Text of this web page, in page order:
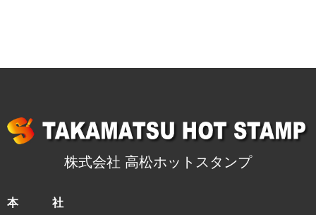
株式会社 高松ホットスタンプ
本 社